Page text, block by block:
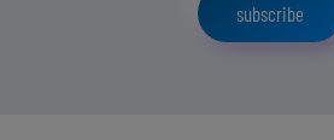
subscribe